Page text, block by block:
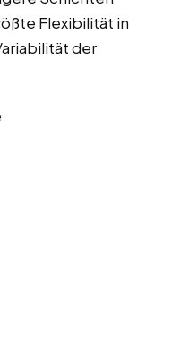
Flexibilität in
der